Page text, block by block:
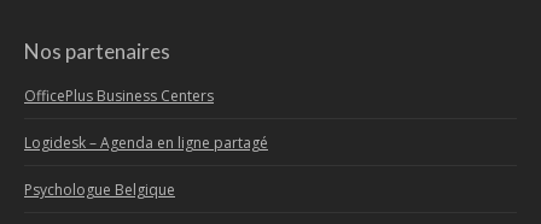
Nos partenaires
OfficePlus Business Centers
Logidesk – Agenda en ligne partagé
Psychologue Belgique